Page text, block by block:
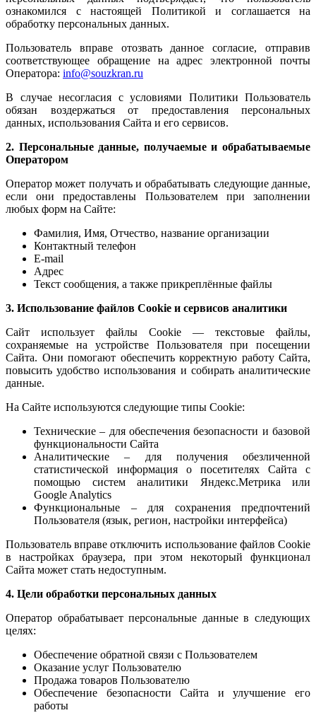
ознакомился с настоящей Политикой и соглашается на
обработку персональных данных.
Пользователь вправе отозвать данное согласие, отправив
соответствующее обращение на адрес электронной почты
Оператора: info@souzkran.ru
В случае несогласия с условиями Политики Пользователь
обязан воздержаться от предоставления персональных
данных, использования Сайта и его сервисов.
2. Персональные данные, получаемые и обрабатываемые
Оператором
Оператор может получать и обрабатывать следующие данные,
если они предоставлены Пользователем при заполнении
любых форм на Сайте:
Фамилия, Имя, Отчество, название организации
Контактный телефон
E-mail
Адрес
Текст сообщения, а также прикреплённые файлы
3. Использование файлов Cookie и сервисов аналитики
Сайт использует файлы Cookie — текстовые файлы,
сохраняемые на устройстве Пользователя при посещении
Сайта. Они помогают обеспечить корректную работу Сайта,
повысить удобство использования и собирать аналитические
данные.
На Сайте используются следующие типы Cookie:
Технические – для обеспечения безопасности и базовой
функциональности Сайта
Аналитические – для получения обезличенной
статистической информация о посетителях Сайта с
помощью систем аналитики Яндекс.Метрика или
Google Analytics
Функциональные – для сохранения предпочтений
Пользователя (язык, регион, настройки интерфейса)
Пользователь вправе отключить использование файлов Cookie
в настройках браузера, при этом некоторый функционал
Сайта может стать недоступным.
4. Цели обработки персональных данных
Оператор обрабатывает персональные данные в следующих
целях:
Обеспечение обратной связи с Пользователем
Оказание услуг Пользователю
Продажа товаров Пользователю
Обеспечение безопасности Сайта и улучшение его
работы